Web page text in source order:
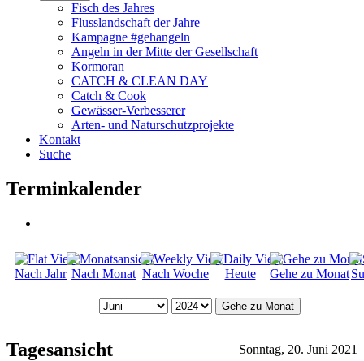
Fisch des Jahres
Flusslandschaft der Jahre
Kampagne #gehangeln
Angeln in der Mitte der Gesellschaft
Kormoran
CATCH & CLEAN DAY
Catch & Cook
Gewässer-Verbesserer
Arten- und Naturschutzprojekte
Kontakt
Suche
Terminkalender
Nach Jahr Nach Monat Nach Woche Heute Gehe zu Monat
Gehe zu Monat
Tagesansicht Sonntag, 20. Juni 2021